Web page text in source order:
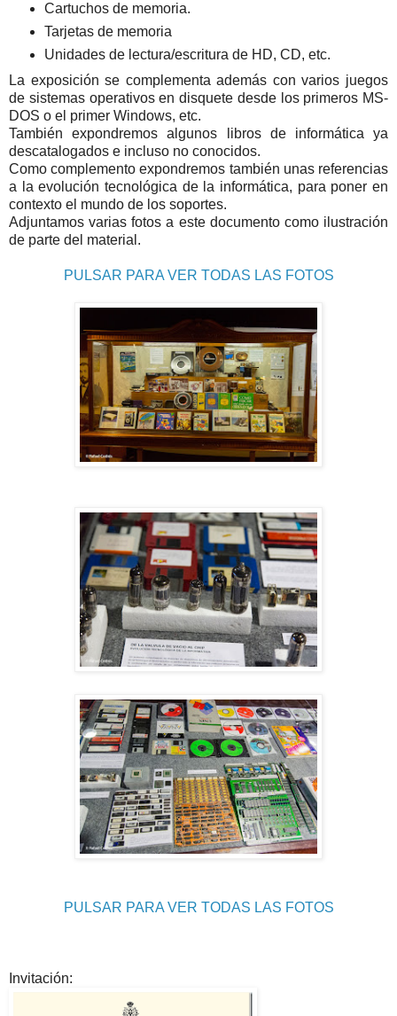
Cartuchos de memoria.
Tarjetas de memoria
Unidades de lectura/escritura de HD, CD, etc.
La exposición se complementa además con varios juegos
de sistemas operativos en disquete desde los primeros MS-
DOS o el primer Windows, etc.
También expondremos algunos libros de informática ya
descatalogados e incluso no conocidos.
Como complemento expondremos también unas referencias
a la evolución tecnológica de la informática, para poner en
contexto el mundo de los soportes.
Adjuntamos varias fotos a este documento como ilustración
de parte del material.
PULSAR PARA VER TODAS LAS FOTOS
PULSAR PARA VER TODAS LAS FOTOS
Invitación: